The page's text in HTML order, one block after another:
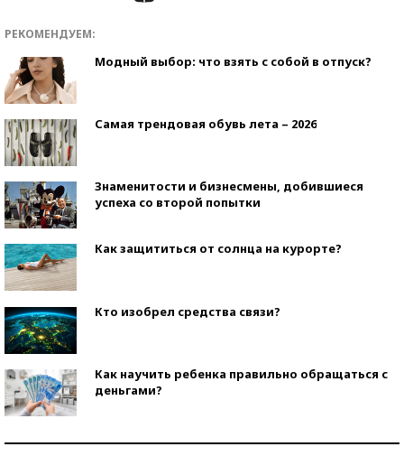
РЕКОМЕНДУЕМ:
Модный выбор: что взять с собой в отпуск?
Самая трендовая обувь лета – 2026
Знаменитости и бизнесмены, добившиеся
успеха со второй попытки
Как защититься от солнца на курорте?
Кто изобрел средства связи?
Как научить ребенка правильно обращаться с
деньгами?